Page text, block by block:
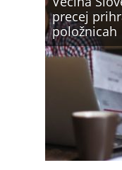
precej
položnicah